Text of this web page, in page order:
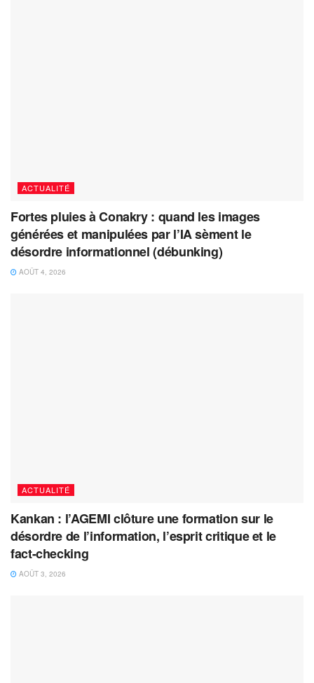
ACTUALITÉ
Fortes pluies à Conakry : quand les images
générées et manipulées par l’IA sèment le
désordre informationnel (débunking)
AOÛT 4, 2026
ACTUALITÉ
Kankan : l’AGEMI clôture une formation sur le
désordre de l’information, l’esprit critique et le
fact-checking
AOÛT 3, 2026